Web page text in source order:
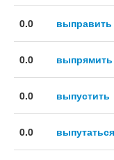
0.0 выправить
0.0 выпрямить
0.0 выпустить
0.0 выпутаться